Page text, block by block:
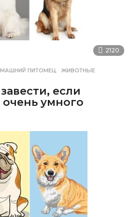
2120
ПИТОМЕЦ ,ЖИВОТНЫЕ
если
умного